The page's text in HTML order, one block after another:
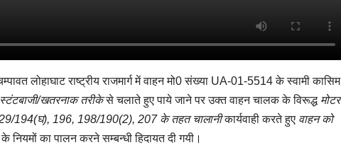
लोहाघाट राष्ट्रीय राजमार्ग में वाहन मो0 संख्या UA-01-5514 के स्वामी कासिम
खतरनाक तरीकेसे चलाते हुए पाये जाने पर उक्त वाहन चालक के विरूद्ध मोटर
194(घ), 196, 198/190(2), 207 के तहत चालानीकार्यवाही करते हुए वाहन को
नियमों का पालन करने सम्बन्धी हिदायत दी गयी।